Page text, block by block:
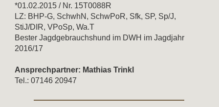
*01.02.2015 / Nr. 15T0088R
LZ: BHP-G, SchwhN, SchwPoR, Sfk, SP, Sp/J,
StiJ/DIR, VPoSp, Wa.T
Bester Jagdgebrauchshund im DWH im Jagdjahr
2016/17
Ansprechpartner: Mathias Trinkl
Tel.: 07146 20947